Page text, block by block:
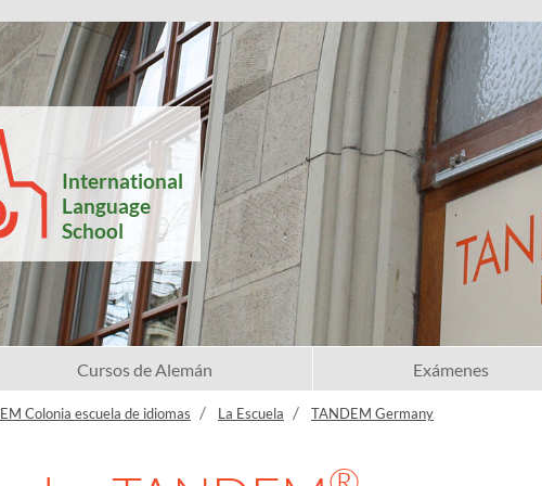
International
Language
School
Cursos de Alemán Exámenes
Colonia escuela de idiomas La Escuela TANDEM Germany